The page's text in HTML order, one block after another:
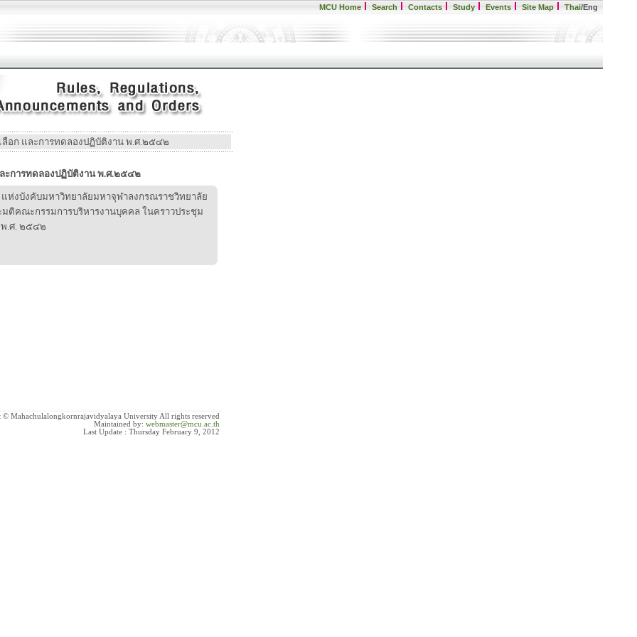
MCU Home Search Contacts Study Events Site Map Thai/Eng
ลือก และการทดลองปฏิบัติงาน พ.ศ.๒๕๔๒
ละการทดลองปฏิบัติงาน พ.ศ.๒๕๔๒
ห่งบังคับมหาวิทยาลัยมหาจุฬาลงกรณราชวิทยาลัย
ติคณะกรรมการบริหารงานบุคคล ในคราวประชุม
.ศ. ๒๕๔๒
© Mahachulalongkornrajavidyalaya University All rights reserved
Maintained by: webmaster@mcu.ac.th
Last Update : Thursday February 9, 2012